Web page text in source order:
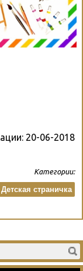
20-06-2018
Категории:
Детская страничка